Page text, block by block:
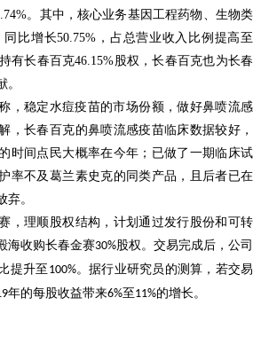
。其中，核心业务基因工程药物、生物类
同比增长50.75% ，占总营业收入比例提高至
有长春百克46.15%股权，长春百克也为长春
，稳定水痘疫苗的市场份额，做好鼻喷流感
，长春百克的鼻喷流感疫苗临床数据较好，
时间点民大概率在今年；已做了一期临床试
率不及葛兰素史克的同类产品，且后者已在
弃。
，理顺股权结构，计划通过发行股份和可转
海收购长春金赛30%股权。交易完成后，公司
提升至 100%。据行业研究员的测算，若交易
年的每股收益带来6%至11%的增长。